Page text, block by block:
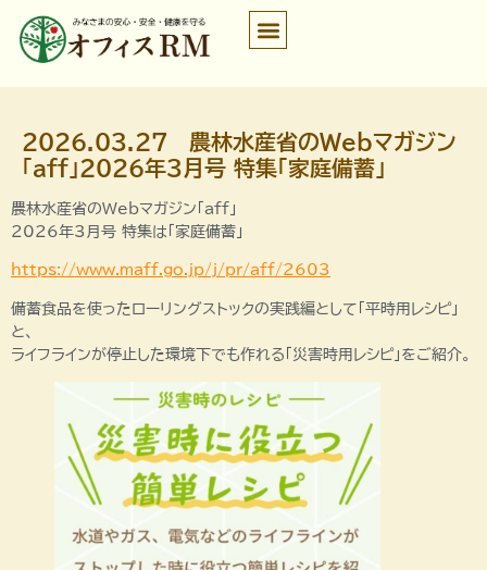
2026.03.27 農林水産省のWebマガジン
「aff」2026年3月号 特集「家庭備蓄」
農林水産省のWebマガジン「aff」
2026年3月号 特集は「家庭備蓄」
https://www.maff.go.jp/j/pr/aff/2603
備蓄食品を使ったローリングストックの実践編として「平時用レシピ」
と、
ライフラインが停止した環境下でも作れる「災害時用レシピ」をご紹介。